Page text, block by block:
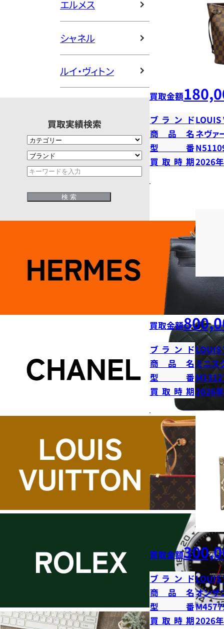
エルメス
シャネル
ルイ・ヴィトン
買取実績検索
買取金額
ブランドLOUIS
商品名 ネヴァ
型番
買取時期2026
買取金額
ブランドLOUIS
商品名 ミニス
型番
買取時期2026
買取金額
ブランドLOUIS
商品名オンザ
型番
買取時期2026